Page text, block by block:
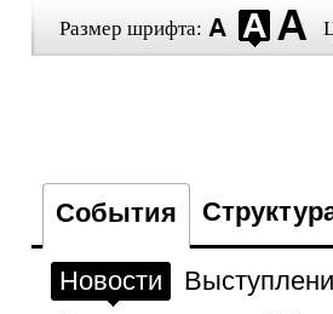
Размер шрифта:
События
Новости